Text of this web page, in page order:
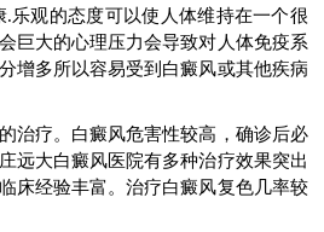
乐观的态度可以使人体维持在一个很
巨大的心理压力会导致对人体免疫系
增多所以容易受到白癜风或其他疾病
疗。白癜风危害性较高，确诊后必
远大白癜风医院有多种治疗效果突出
床经验丰富。治疗白癜风复色几率较